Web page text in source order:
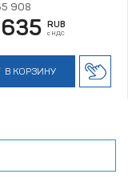
908
RUB
с НДС
В КОРЗИНУ